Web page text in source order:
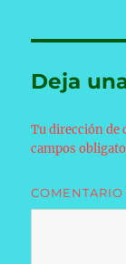
Deja
Tu dirección de
campos
COMENTARIO